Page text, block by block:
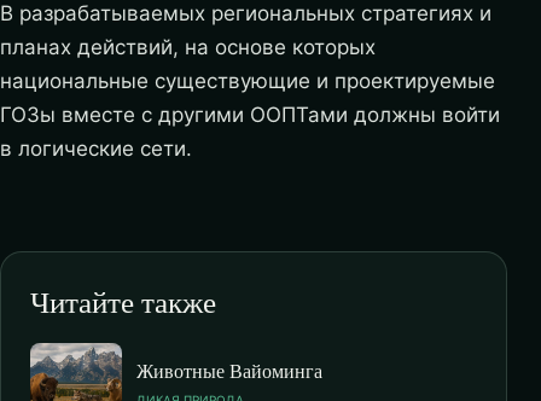
В разрабатываемых региональных стратегиях и
планах действий, на основе которых
национальные существующие и проектируемые
ГОЗы вместе с другими ООПТами должны войти
в логические сети.
Читайте также
Животные Вайоминга